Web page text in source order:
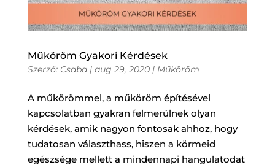
Műköröm Gyakori Kérdések
Szerző: Csaba| aug 29, 2020| Műköröm
A műkörömmel, a műköröm építésével
kapcsolatban gyakran felmerülnek olyan
kérdések, amik nagyon fontosak ahhoz, hogy
tudatosan választhass, hiszen a körmeid
egészsége mellett a mindennapi hangulatodat